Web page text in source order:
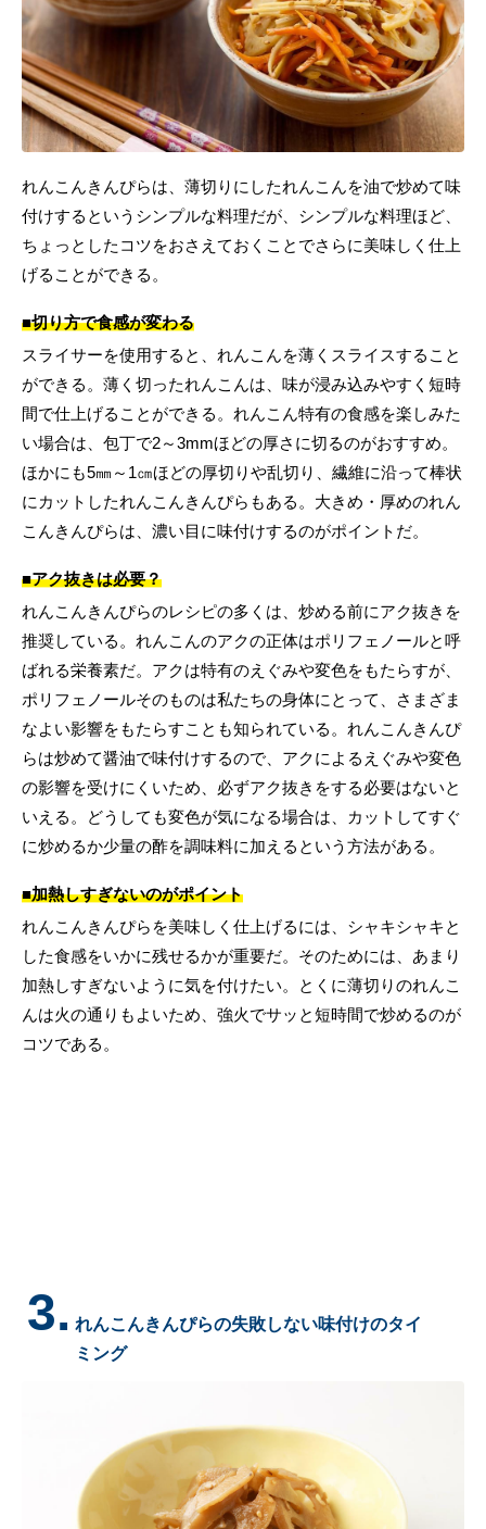
れんこんきんぴらは、薄切りにしたれんこんを油で炒めて味
付けするというシンプルな料理だが、シンプルな料理ほど、
ちょっとしたコツをおさえておくことでさらに美味しく仕上
げることができる。
■切り方で食感が変わる
スライサーを使用すると、れんこんを薄くスライスすること
ができる。薄く切ったれんこんは、味が浸み込みやすく短時
間で仕上げることができる。れんこん特有の食感を楽しみた
い場合は、包丁で2～3mmほどの厚さに切るのがおすすめ。
ほかにも5㎜～1㎝ほどの厚切りや乱切り、繊維に沿って棒状
にカットしたれんこんきんぴらもある。大きめ・厚めのれん
こんきんぴらは、濃い目に味付けするのがポイントだ。
■アク抜きは必要？
れんこんきんぴらのレシピの多くは、炒める前にアク抜きを
推奨している。れんこんのアクの正体はポリフェノールと呼
ばれる栄養素だ。アクは特有のえぐみや変色をもたらすが、
ポリフェノールそのものは私たちの身体にとって、さまざま
なよい影響をもたらすことも知られている。れんこんきんぴ
らは炒めて醤油で味付けするので、アクによるえぐみや変色
の影響を受けにくいため、必ずアク抜きをする必要はないと
いえる。どうしても変色が気になる場合は、カットしてすぐ
に炒めるか少量の酢を調味料に加えるという方法がある。
■加熱しすぎないのがポイント
れんこんきんぴらを美味しく仕上げるには、シャキシャキと
した食感をいかに残せるかが重要だ。そのためには、あまり
加熱しすぎないように気を付けたい。とくに薄切りのれんこ
んは火の通りもよいため、強火でサッと短時間で炒めるのが
コツである。
3. れんこんきんぴらの失敗しない味付けのタイ
ミング